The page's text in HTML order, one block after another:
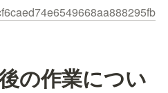
の作業につい